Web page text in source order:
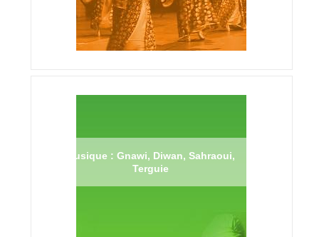
Musique : Gnawi, Diwan, Sahraoui,
Terguie